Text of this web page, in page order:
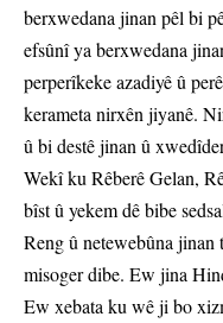
berxwedana jinan pêl bi
efsûnî ya berxwedana
perperîkeke azadiyê û
kerameta nirxên jiyanê.
û bi destê jinan û
Wekî ku Rêberê Gelan,
bîst û yekem dê bibe
Reng û netewebûna
misoger dibe. Ew jina
Ew xebata ku wê ji bo